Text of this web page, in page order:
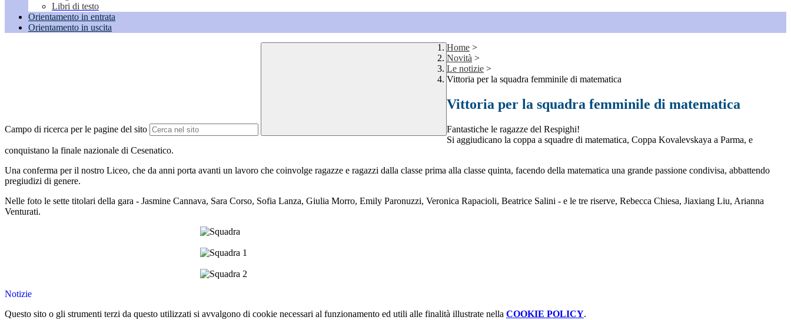
Libri di testo
Orientamento in entrata
Orientamento in uscita
Campo di ricerca per le pagine del sito
Home >
Novità >
Le notizie >
Vittoria per la squadra femminile di matematica
Vittoria per la squadra femminile di matematica
Fantastiche le ragazze del Respighi!
Si aggiudicano la coppa a squadre di matematica, Coppa Kovalevskaya a Parma, e
conquistano la finale nazionale di Cesenatico.
Una conferma per il nostro Liceo, che da anni porta avanti un lavoro che coinvolge ragazze e ragazzi dalla classe prima alla classe quinta, facendo della matematica una grande passione condivisa, abbattendo
pregiudizi di genere.
Nelle foto le sette titolari della gara - Jasmine Cannava, Sara Corso, Sofia Lanza, Giulia Morro, Emily Paronuzzi, Veronica Rapacioli, Beatrice Salini - e le tre riserve, Rebecca Chiesa, Jiaxiang Liu, Arianna
Venturati.
Notizie
Questo sito o gli strumenti terzi da questo utilizzati si avvalgono di cookie necessari al funzionamento ed utili alle finalità illustrate nella COOKIE POLICY.